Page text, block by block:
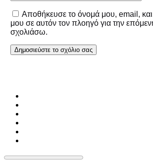
Αποθήκευσε το όνομά μου, email, και
μου σε αυτόν τον πλοηγό για την
σχολιάσω.